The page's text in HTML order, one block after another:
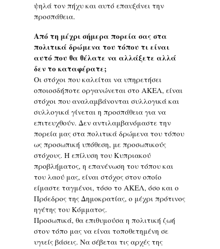
ψηλά τον πήχυ και αυτό επαυξάνει την
προσπάθεια.
Από τη μέχρι σήμερα πορεία σας στα
πολιτικά δρώμενα του τόπου τι είναι
αυτό που θα θέλατε να αλλάξετε αλλά
δεν το καταφέρατε;
Οι στόχοι που καλείται να υπηρετήσει
οποιοσδήποτε οργανώνεται στο ΑΚΕΛ, είναι
στόχοι που αναλαμβάνονται συλλογικά και
συλλογικά γίνεται η προσπάθεια για να
επιτευχθούν. Δεν αντιλαμβανόμαστε την
πορεία μας στα πολιτικά δρώμενα του τόπου
ως προσωπική υπόθεση, με προσωπικούς
στόχους. Η επίλυση του Κυπριακού
προβλήματος, η επανένωση του τόπου και
του λαού μας, είναι στόχος στον οποίο
είμαστε ταγμένοι, τόσο το ΑΚΕΛ, όσο και ο
Πρόεδρος της Δημοκρατίας, ο μέχρι πρότινος
ηγέτης του Κόμματος.
Προσωπικά, θα επιθυμούσα η πολιτική ζωή
στον τόπο μας να είναι τοποθετημένη σε
υγιείς βάσεις. Να σέβεται τις αρχές της